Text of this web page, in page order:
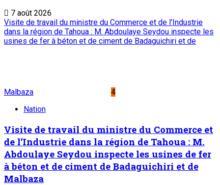
7 août 2026
Visite de travail du ministre du Commerce et de l’Industrie
dans la région de Tahoua : M. Abdoulaye Seydou inspecte les
usines de fer à béton et de ciment de Badaguichiri et de
Malbaza
4
Nation
Visite de travail du ministre du Commerce et
de l’Industrie dans la région de Tahoua : M.
Abdoulaye Seydou inspecte les usines de fer
à béton et de ciment de Badaguichiri et de
Malbaza